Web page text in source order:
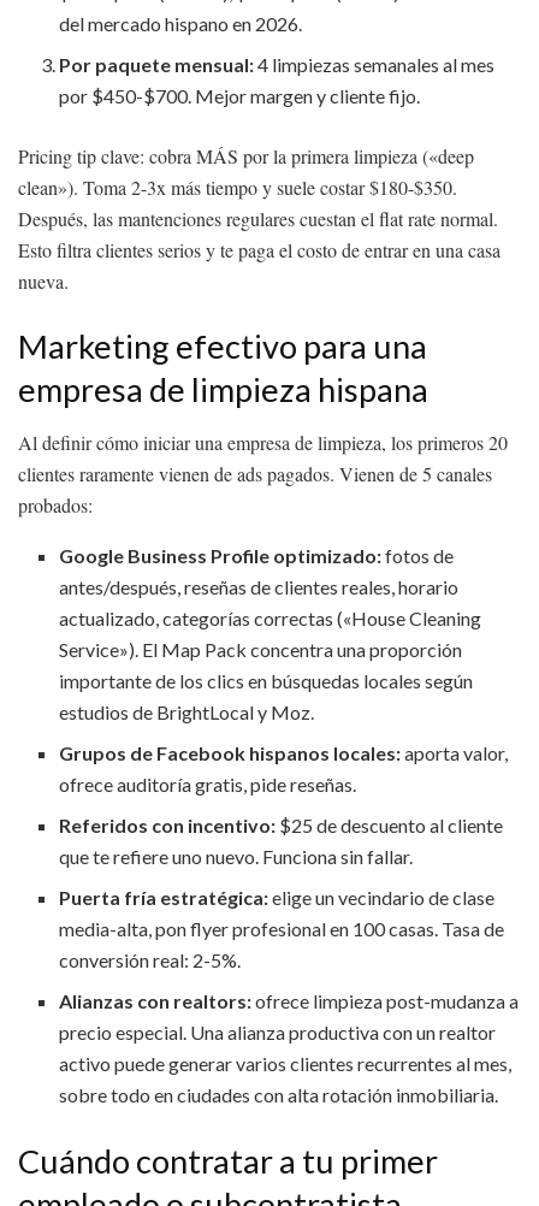
del mercado hispano en 2026.
Por paquete mensual:4 limpiezas semanales al mes
por $450-$700. Mejor margen y cliente fijo.
Pricing tip clave: cobra MÁS por la primera limpieza («deep
clean»). Toma 2-3x más tiempo y suele costar $180-$350.
Después, las mantenciones regulares cuestan el flat rate normal.
Esto filtra clientes serios y te paga el costo de entrar en una casa
nueva.
Marketing efectivo para una
empresa de limpieza hispana
Al definir cómo iniciar una empresa de limpieza, los primeros 20
clientes raramente vienen de ads pagados. Vienen de 5 canales
probados:
Google Business Profile optimizado:fotos de
antes/después, reseñas de clientes reales, horario
actualizado, categorías correctas («House Cleaning
Service»). El Map Pack concentra una proporción
importante de los clics en búsquedas locales según
estudios de BrightLocal y Moz.
Grupos de Facebook hispanos locales:aporta valor,
ofrece auditoría gratis, pide reseñas.
Referidos con incentivo: $25 de descuento al cliente
que te refiere uno nuevo. Funciona sin fallar.
Puerta fría estratégica:elige un vecindario de clase
media-alta, pon flyer profesional en 100 casas. Tasa de
conversión real: 2-5%.
Alianzas con realtors:ofrece limpieza post-mudanza a
precio especial. Una alianza productiva con un realtor
activo puede generar varios clientes recurrentes al mes,
sobre todo en ciudades con alta rotación inmobiliaria.
Cuándo contratar a tu primer